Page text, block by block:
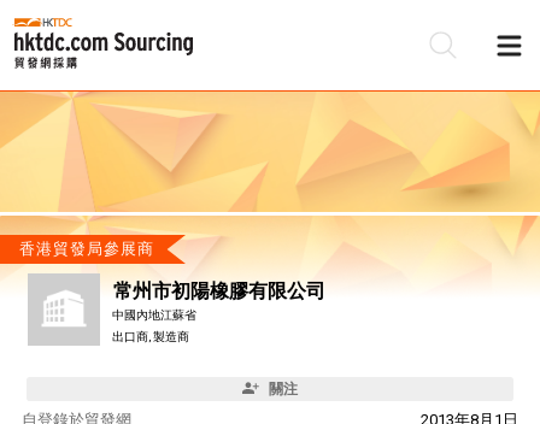
香港貿發局參展商
常州市初陽橡膠有限公司
中國內地江蘇省
出口商, 製造商
關注
自 2013年8月1日
登錄於貿發網